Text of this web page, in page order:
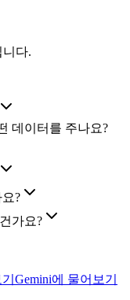
다.
데이터를 주나요?
?
가요?
Gemini에 물어보기